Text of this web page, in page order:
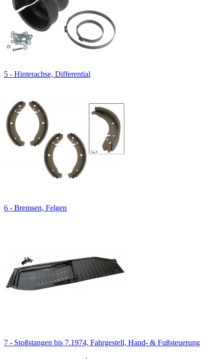
5 - Hinterachse, Differential
6 - Bremsen, Felgen
7 - Stoßstangen bis 7.1974, Fahrgestell, Hand- & Fußsteuerung